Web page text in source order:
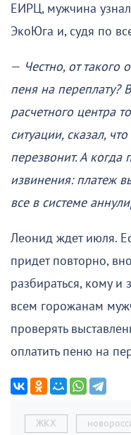
ЕИРЦ, мужчина
ЭкоЮга и, судя по
— Честно, от такого
пеня на переплату?
расчетного центра
ситуации, сказал,
перезвонит. А когда
извинения: платеж
все в системе
Леонид ждет июля.
придет повторно,
разбираться, кому и
всем горожанам
проверять
оплатить пеню на
ЖКХ